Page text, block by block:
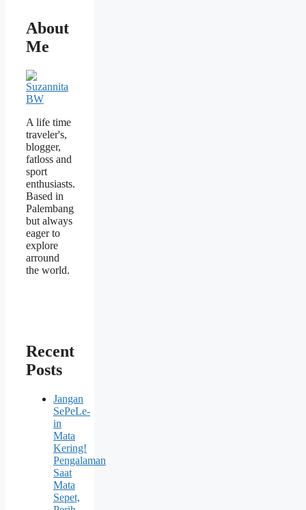
About
Me
A life time
traveler's,
blogger,
fatloss and
sport
enthusiasts.
Based in
Palembang
but always
eager to
explore
arround
the world.
Recent
Posts
Jangan
SePeLe-
in
Mata
Kering!
Pengalaman
Saat
Mata
Sepet,